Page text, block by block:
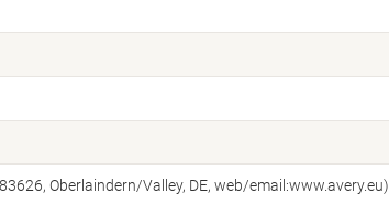
Oberlaindern/Valley, DE, web/email:www.avery.eu)